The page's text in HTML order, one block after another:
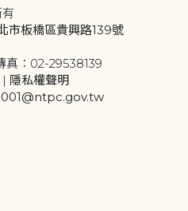
市板橋區貴興路139號
真：02-29538139
| 隱私權聲明